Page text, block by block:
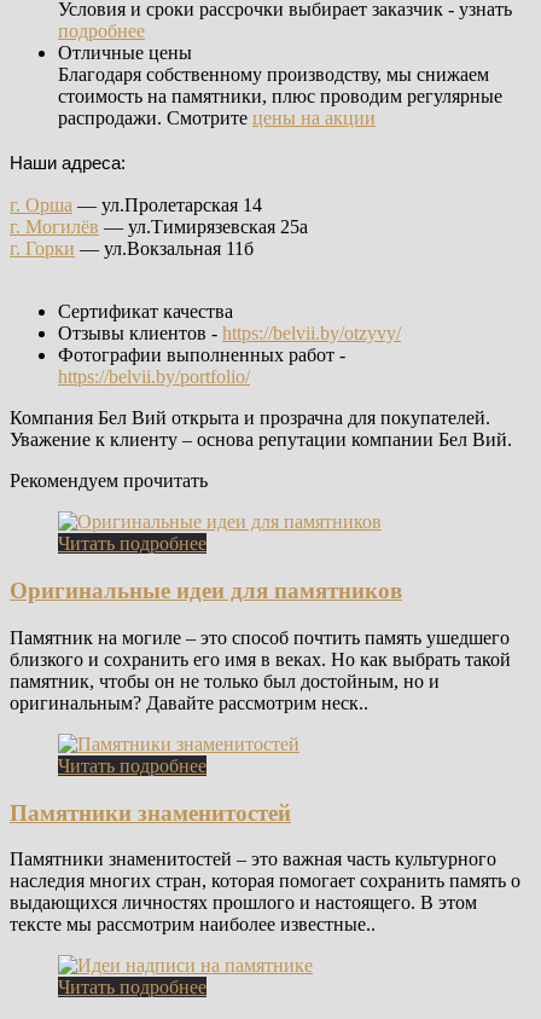
Условия и сроки рассрочки выбирает заказчик - узнать
подробнее
Отличные цены
Благодаря собственному производству, мы снижаем
стоимость на памятники, плюс проводим регулярные
распродажи. Смотрите цены на акции
Наши адреса:
г. Орша — ул.Пролетарская 14
г. Могилёв — ул.Тимирязевская 25а
г. Горки — ул.Вокзальная 11б
Сертификат качества
Отзывы клиентов - https://belvii.by/otzyvy/
Фотографии выполненных работ -
https://belvii.by/portfolio/
Компания Бел Вий открыта и прозрачна для покупателей.
Уважение к клиенту – основа репутации компании Бел Вий.
Рекомендуем прочитать
Читать подробнее
Оригинальные идеи для памятников
Памятник на могиле – это способ почтить память ушедшего
близкого и сохранить его имя в веках. Но как выбрать такой
памятник, чтобы он не только был достойным, но и
оригинальным? Давайте рассмотрим неск..
Читать подробнее
Памятники знаменитостей
Памятники знаменитостей – это важная часть культурного
наследия многих стран, которая помогает сохранить память о
выдающихся личностях прошлого и настоящего. В этом
тексте мы рассмотрим наиболее известные..
Читать подробнее